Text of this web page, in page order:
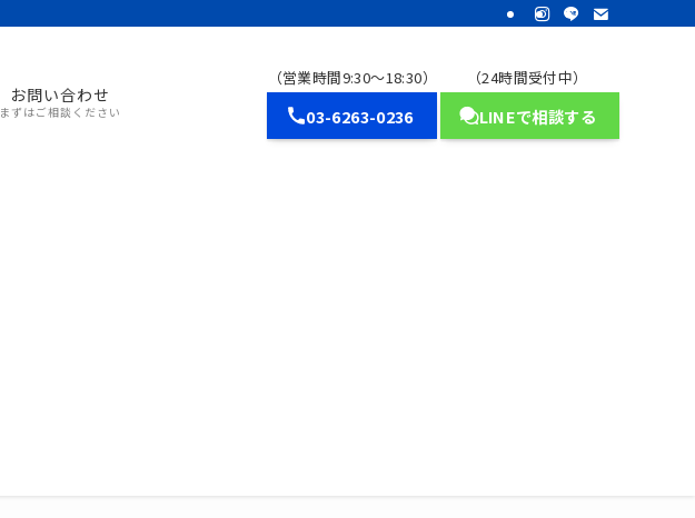
お問い合わせ
まずはご相談ください
（営業時間9:30～18:30）
03-6263-0236
（24時間受付中）
LINEで相談する